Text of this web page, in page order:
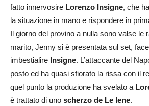
fatto innervosire Lorenzo Insigne, che
la situazione in mano e rispondere in
Il giorno del provino a nulla sono valse le
marito, Jenny si è presentata sul set,
imbestialire Insigne. L’attaccante del
posto ed ha quasi sfiorato la rissa con il
quel punto la produzione ha svelato a
è trattato di uno scherzo de Le Iene.